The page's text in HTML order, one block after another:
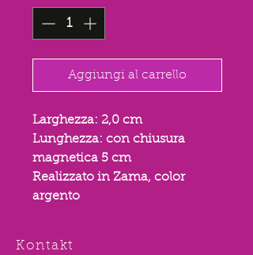
Aggiungi al carrello
Larghezza: 2,0 cm
Lunghezza: con chiusura
magnetica 5 cm
Realizzato in Zama, color
argento
Kontakt